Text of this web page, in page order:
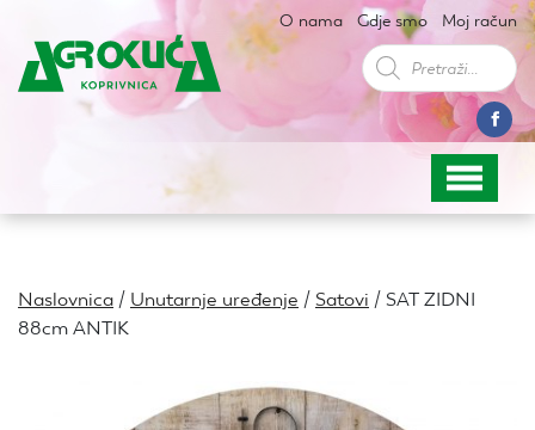
O nama Gdje smo Moj račun
Products
search
Naslovnica / Unutarnje uređenje /Satovi / SAT ZIDNI
88cm ANTIK